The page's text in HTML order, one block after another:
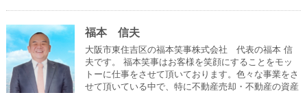
福本 信夫
大阪市東住吉区の福本笑事株式会社 代表の福本 信
夫です。 福本笑事はお客様を笑顔にすることをモッ
トーに仕事をさせて頂いております。色々な事業をさ
せて頂いている中で、特に不動産売却・不動産の資産